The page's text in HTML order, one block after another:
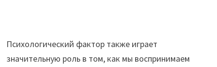
Психологический фактор также играет
значительную роль в том, как мы воспринимаем